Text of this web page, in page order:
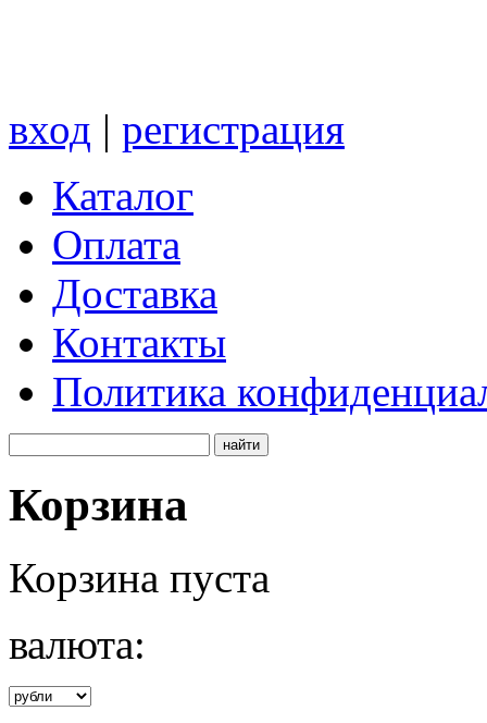
вход | регистрация
Каталог
Оплата
Доставка
Контакты
Политика
Корзина
Корзина пуста
валюта: